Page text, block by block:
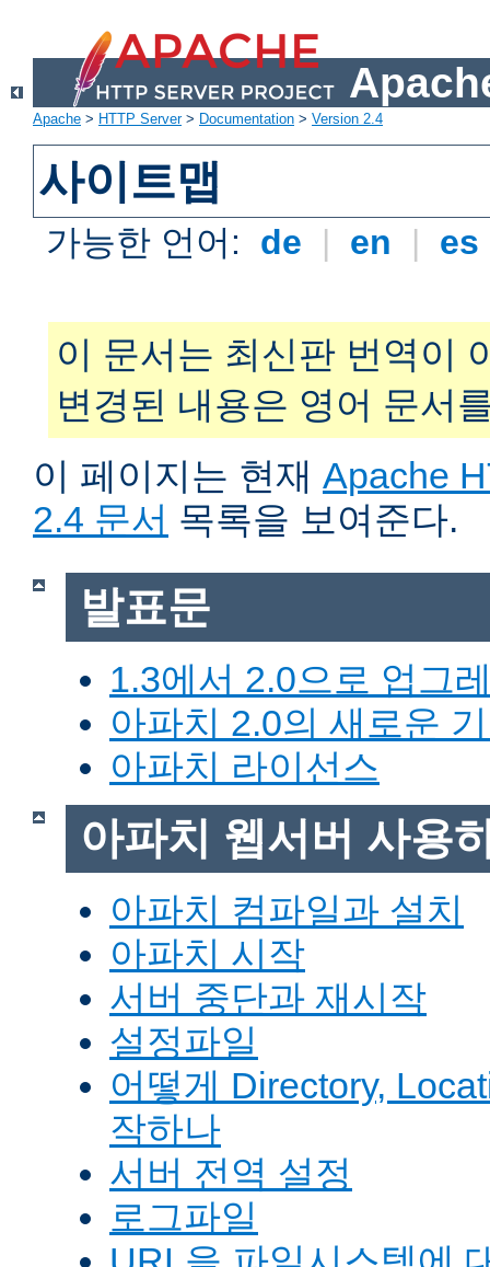
Apache > HTTP Server> Documentation > Version 2.4
사이트맵
가능한 언어: de | en | es
이 문서는 최신판 번역이
변경된 내용은 영어 문서
이 페이지는 현재 Apache
2.4 문서 목록을 보여준다.
발표문
1.3에서 2.0으로 업그
아파치 2.0의 새로운
아파치 라이선스
아파치 웹서버 사용
아파치 컴파일과 설치
아파치 시작
서버 중단과 재시작
설정파일
어떻게 Directory,
작하나
서버 전역 설정
로그파일